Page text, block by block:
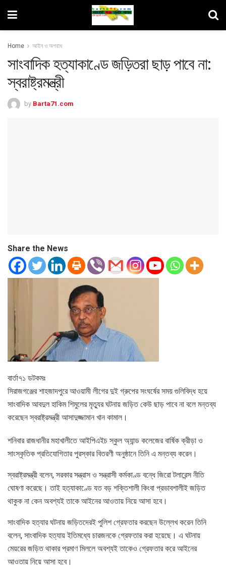
Home আইন ও অপরাধ
সাংবাদিক হত্যাকাণ্ডে জড়িতরা ছাড় পাবে না:
স্বরাষ্ট্রমন্ত্রী
by Barta71.com
Share the News
বার্তা৭১ ডটকমঃ
সিরাজগঞ্জের শাহজাদপুরে আওয়ামী লীগের দুই গ্রুপের সংঘর্ষের সময় গুলিবিদ্ধ হয়ে
সাংবাদিক আবদুল হাকিম শিমুলের মৃত্যুর ঘটনায় জড়িত কেউ ছাড় পাবে না বলে মন্তব্য
করেছেন স্বরাষ্ট্রমন্ত্রী আসাদুজ্জামান খান কামাল।
শনিবার রাজধানীর মহাখালীতে আইপিএইচ স্কুল অ্যান্ড কলেজের বার্ষিক ক্রীড়া ও
সাংস্কৃতিক প্রতিযোগিতার পুরস্কার বিতরণী অনুষ্ঠানে তিনি এ মন্তব্য করেন।
স্বরাষ্ট্রমন্ত্রী বলেন, সরকার সন্ত্রাস ও সন্ত্রাসী কর্মকাণ্ড বন্ধে জিরো টলারেন্স নীতি
ঘোষণা করেছে। তাই হত্যাকাণ্ডে যত বড় শক্তিশালী কিংবা প্রভাবশালীই জড়িত
থাকুক না কেন অবশ্যই তাকে আইনের আওতায় নিয়ে আসা হবে।
সাংবাদিক হত্যার ঘটনায় জড়িতদেরই পুলিশ গ্রেফতার করছেন উল্লেখ করেন তিনি
বলেন, সাংবাদিক হত্যায় ইতিমধ্যে চারজনকে গ্রেফতার করা হয়েছে। এ ঘটনায়
মেয়রের জড়িত থাকার প্রমাণ মিললে অবশ্যই তাকেও গ্রেফতার করে আইনের
আওতায় নিয়ে আসা হবে।